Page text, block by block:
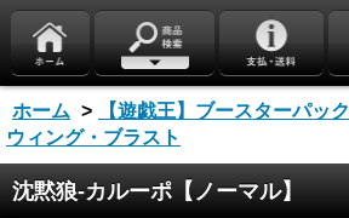
ホーム > 【遊戯王】ブースターパック
ウィング・ブラスト
沈黙狼-カルーポ【ノーマル】